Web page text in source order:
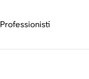
Professionisti